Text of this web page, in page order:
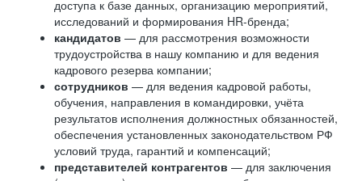
доступа к базе данных, организацию мероприятий,
исследований и формирования HR-бренда;
кандидатов — для рассмотрения возможности
трудоустройства в нашу компанию и для ведения
кадрового резерва компании;
сотрудников — для ведения кадровой работы,
обучения, направления в командировки, учёта
результатов исполнения должностных обязанностей,
обеспечения установленных законодательством РФ
условий труда, гарантий и компенсаций;
представителей контрагентов — для заключения